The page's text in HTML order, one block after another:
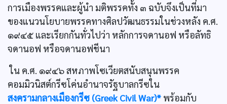
การเมืองพรรคและผู้นำ มติพรรคทั้ง ๓ ฉบับจึงเป็นที่มา
ของแนวนโยบายพรรคทางศิลปวัฒนธรรมในช่วงหลัง ค.ศ.
๑๙๔๕ และเรียกกันทั่วไปว่า หลักการจดานอฟ หรือลัทธิ
จดานอฟ หรือจดานอฟชีนา
ใน ค.ศ. ๑๙๔๖ สหภาพโซเวียตสนับสนุนพรรค
คอมมิวนิสต์กรีซโค่นอำนาจรัฐบาลกรีซใน
สงครามกลางเมืองกรีซ (Greek Civil War)* พร้อมกับ